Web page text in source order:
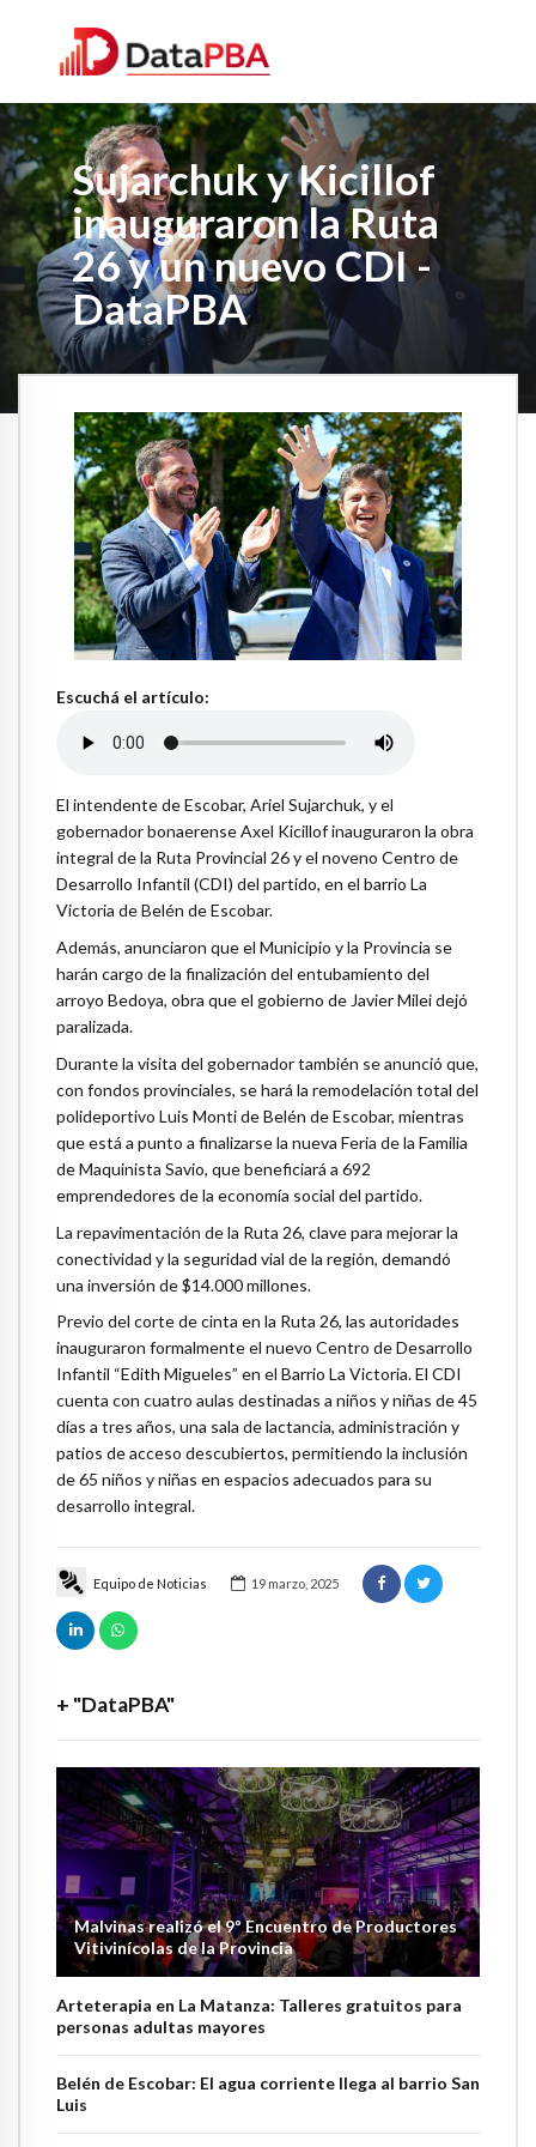
Sujarchuk y Kicillof
inauguraron la Ruta
26 y un nuevo CDI -
DataPBA
Equipo de Noticias 19 marzo, 2025
+ "DataPBA"
Malvinas realizó el 9º Encuentro de Productores
Vitivinícolas de la Provincia
Arteterapia en La Matanza: Talleres gratuitos para
personas adultas mayores
Belén de Escobar: El agua corriente llega al barrio San
Luis
Escuchá el artículo:
El intendente de Escobar, Ariel Sujarchuk, y el
gobernador bonaerense Axel Kicillof inauguraron la obra
integral de la Ruta Provincial 26 y el noveno Centro de
Desarrollo Infantil (CDI) del partido, en el barrio La
Victoria de Belén de Escobar.
Además, anunciaron que el Municipio y la Provincia se
harán cargo de la finalización del entubamiento del
arroyo Bedoya, obra que el gobierno de Javier Milei dejó
paralizada.
Durante la visita del gobernador también se anunció que,
con fondos provinciales, se hará la remodelación total del
polideportivo Luis Monti de Belén de Escobar, mientras
que está a punto a finalizarse la nueva Feria de la Familia
de Maquinista Savio, que beneficiará a 692
emprendedores de la economía social del partido.
La repavimentación de la Ruta 26, clave para mejorar la
conectividad y la seguridad vial de la región, demandó
una inversión de $14.000 millones.
Previo del corte de cinta en la Ruta 26, las autoridades
inauguraron formalmente el nuevo Centro de Desarrollo
Infantil “Edith Migueles” en el Barrio La Victoria. El CDI
cuenta con cuatro aulas destinadas a niños y niñas de 45
días a tres años, una sala de lactancia, administración y
patios de acceso descubiertos, permitiendo la inclusión
de 65 niños y niñas en espacios adecuados para su
desarrollo integral.